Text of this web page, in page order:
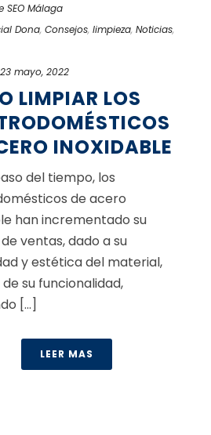
SEO Málaga
Dona, Consejos, limpieza, Noticias,
23 mayo, 2022
LIMPIAR LOS
INOXIDABLE
del tiempo, los
de acero
han incrementado su
ventas, dado a su
y estética del material,
su funcionalidad,
[...]
LEER MAS